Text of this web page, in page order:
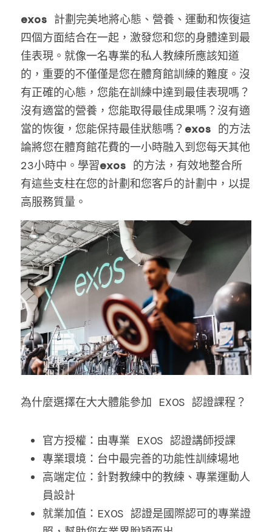
exos 計劃完美地將心態、營養、運動和恢復這
四個方面結合在一起，激發您和您的身體達到最
佳表現。就像一名專業的私人教練所應該知道
的，重要的不僅僅是您在體育館訓練的難度。沒
有正確的心態，您能在訓練中達到最佳表現嗎？
沒有適當的營養，您能取得最佳成果嗎？沒有適
當的恢復，您能保持最佳狀態嗎？ exos 的方法
論將您在體育館花費的一小時融入到您每天其他
23小時中。學習exos 的方法，有效地整合所
有這些支柱在您的計劃和您客戶的計劃中，以提
高服務質量。
為什麼選擇在大大體能參加 EXOS 認證課程？
官方授權：由專業 EXOS 認證講師授課
專業環境：台中最完善的功能性訓練場地
高端定位：針對教練中的教練、專業運動人
員設計
就業加值：EXOS 認證是國際認可的專業證